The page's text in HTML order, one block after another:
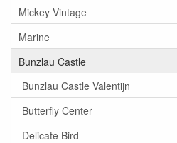
Mickey Vintage
Marine
Bunzlau Castle
Bunzlau Castle Valentijn
Butterfly Center
Delicate Bird